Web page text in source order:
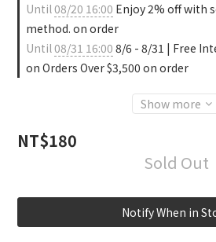
Until08/20 16:00 Enjoy 2% off with
method. on order
Until08/31 16:00 8/6 - 8/31 | Free
on Orders Over $3,500 on order
Show more
NT$180
Sold Out
Notify When in